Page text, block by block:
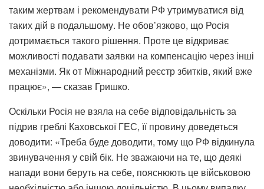
таким жертвам і рекомендувати РФ утримуватися від
таких дій в подальшому. Не обов’язково, що Росія
дотримається такого рішення. Проте це відкриває
можливості подавати заявки на компенсацію через інші
механізми. Як от Міжнародний реєстр збитків, який вже
працює», — сказав Гришко.
Оскільки Росія не взяла на себе відповідальність за
підрив греблі Каховської ГЕС, її провину доведеться
доводити: «Треба буде доводити, тому що РФ відкинула
звинувачення у свій бік. Не зважаючи на те, що деякі
напади вони беруть на себе, пояснюють це військовою